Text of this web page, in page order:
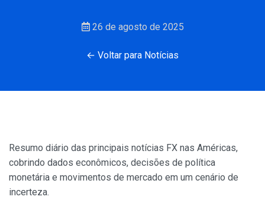
26 de agosto de 2025
← Voltar para Notícias
Resumo diário das principais notícias FX nas Américas,
cobrindo dados econômicos, decisões de política
monetária e movimentos de mercado em um cenário de
incerteza.